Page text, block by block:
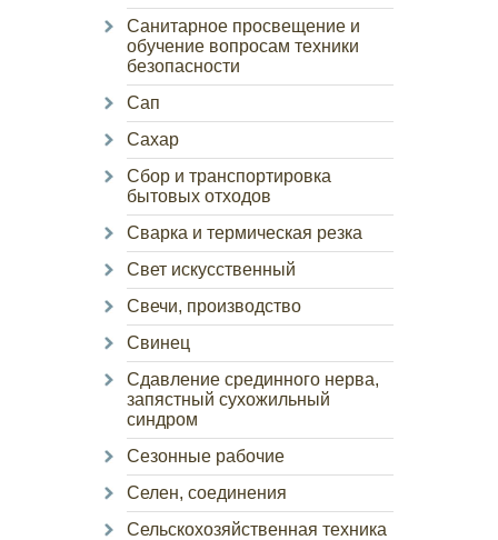
Санитарное просвещение и
обучение вопросам техники
безопасности
Сап
Сахар
Сбор и транспортировка
бытовых отходов
Сварка и термическая резка
Свет искусственный
Свечи, производство
Свинец
Сдавление срединного нерва,
запястный сухожильный
синдром
Сезонные рабочие
Селен, соединения
Сельскохозяйственная техника